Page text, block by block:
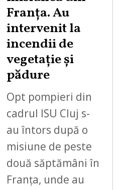
Franța. Au
intervenit la
incendii de
vegetație și
pădure
Opt pompieri din
cadrul ISU Cluj s-
au întors după o
misiune de peste
două săptămâni în
Franța, unde au